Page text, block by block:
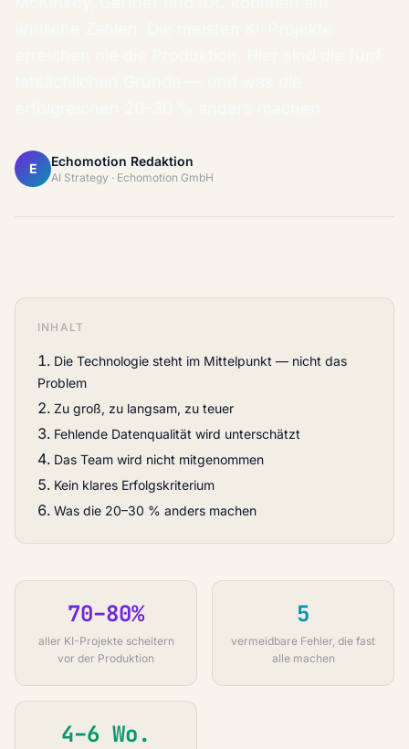
E Echomotion Redaktion
AI Strategy · Echomotion GmbH
INHALT
Die Technologie steht im Mittelpunkt — nicht das
Problem
Zu groß, zu langsam, zu teuer
Fehlende Datenqualität wird unterschätzt
Das Team wird nicht mitgenommen
Kein klares Erfolgskriterium
Was die 20–30 % anders machen
70–80%
aller KI-Projekte scheitern
vor der Produktion
5
vermeidbare Fehler, die fast
alle machen
4–6 Wo.